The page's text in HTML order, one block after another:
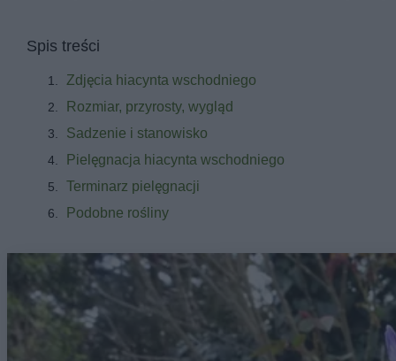
Spis treści
Zdjęcia hiacynta wschodniego
Rozmiar, przyrosty, wygląd
Sadzenie i stanowisko
Pielęgnacja hiacynta wschodniego
Terminarz pielęgnacji
Podobne rośliny